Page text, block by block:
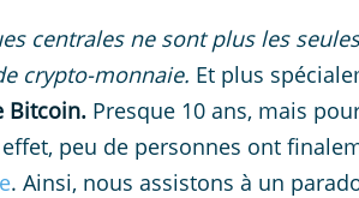
centrales ne sont plus les
crypto-monnaie. Et plus
Bitcoin. Presque 10 ans, mais
peu de personnes ont
. Ainsi, nous assistons à un